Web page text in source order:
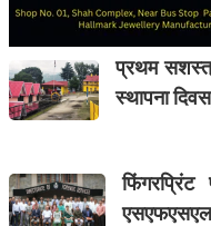
प्रथम सशस्त्र
स्थापना
एसएफएसएल